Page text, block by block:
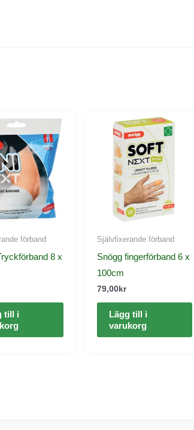
förband
8 x
till i
Självfixerande förband
Snögg fingerförband 6 x
100cm
79,00 kr
Lägg till i
varukorg